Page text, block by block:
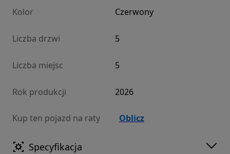
Kolor Czerwony
Liczba drzwi 5
Liczba miejsc 5
Rok produkcji 2026
Kup ten pojazd na raty Oblicz
Specyfikacja